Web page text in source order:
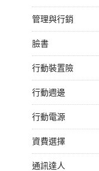
管理與行銷
臉書
行動裝置險
行動週邊
行動電源
資費選擇
通訊達人